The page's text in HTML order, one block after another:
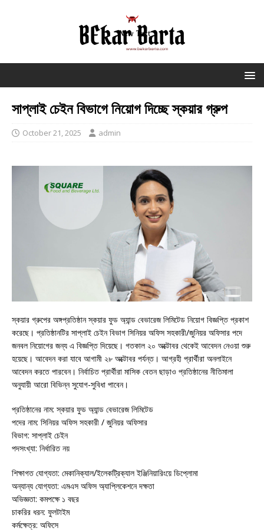
সাপ্লাই চেইন বিভাগে নিয়োগ দিচ্ছে স্কয়ার গ্রুপ
October 21, 2025 admin
স্কয়ার গ্রুপের অঙ্গপ্রতিষ্ঠান স্কয়ার ফুড অ্যান্ড বেভারেজ লিমিটেড নিয়োগ বিজ্ঞপ্তি প্রকাশ
করেছে। প্রতিষ্ঠানটির সাপ্লাই চেইন বিভাগ সিনিয়র অফিস সহকারী/জুনিয়র অফিসার পদে
জনবল নিয়োগের জন্য এ বিজ্ঞপ্তি দিয়েছে। গতকাল ২০ অক্টোবর থেকেই আবেদন নেওয়া শুরু
হয়েছে। আবেদন করা যাবে আগামী ২৮ অক্টোবর পর্যন্ত। আগ্রহী প্রার্থীরা অনলাইনে
আবেদন করতে পারবেন। নির্বাচিত প্রার্থীরা মাসিক বেতন ছাড়াও প্রতিষ্ঠানের নীতিমালা
অনুযায়ী আরো বিভিন্ন সুযোগ-সুবিধা পাবেন।
প্রতিষ্ঠানের নাম: স্কয়ার ফুড অ্যান্ড বেভারেজ লিমিটেড
পদের নাম: সিনিয়র অফিস সহকারী / জুনিয়র অফিসার
বিভাগ: সাপ্লাই চেইন
পদসংখ্যা: নির্ধারিত নয়
শিক্ষাগত যোগ্যতা: মেকানিক্যাল/ইলেকট্রিক্যাল ইঞ্জিনিয়ারিংয়ে ডিপ্লোমা
অন্যান্য যোগ্যতা: এমএস অফিস অ্যাপ্লিকেশনে দক্ষতা
অভিজ্ঞতা: কমপক্ষে ১ বছর
চাকরির ধরন: ফুলটাইম
কর্মক্ষেত্র: অফিসে